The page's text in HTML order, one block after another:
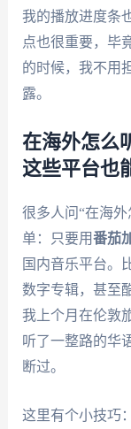
我的播放进度条
点也很重要，毕
的时候，我不用
露。
在海外怎么
这些平台也
很多人问“在海
单：只要用番茄
国内音乐平台。
数字专辑，甚至
我上个月在伦敦
听了一整路的华
断过。
这里有个小技巧